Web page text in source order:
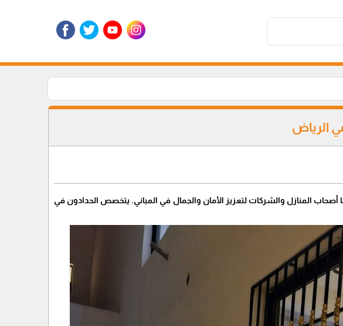
الرياض
المنازل والشركات لتعزيز الأمان والجمال في المباني. يتخصص الحدادون في